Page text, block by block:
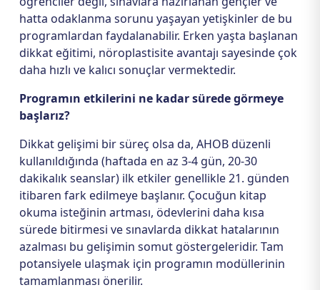
hatta odaklanma sorunu yaşayan yetişkinler de bu
programlardan faydalanabilir. Erken yaşta başlanan
dikkat eğitimi, nöroplastisite avantajı sayesinde çok
daha hızlı ve kalıcı sonuçlar vermektedir.
Programın etkilerini ne kadar sürede görmeye
başlarız?
Dikkat gelişimi bir süreç olsa da, AHOB düzenli
kullanıldığında (haftada en az 3-4 gün, 20-30
dakikalık seanslar) ilk etkiler genellikle 21. günden
itibaren fark edilmeye başlanır. Çocuğun kitap
okuma isteğinin artması, ödevlerini daha kısa
sürede bitirmesi ve sınavlarda dikkat hatalarının
azalması bu gelişimin somut göstergeleridir. Tam
potansiyele ulaşmak için programın modüllerinin
tamamlanması önerilir.